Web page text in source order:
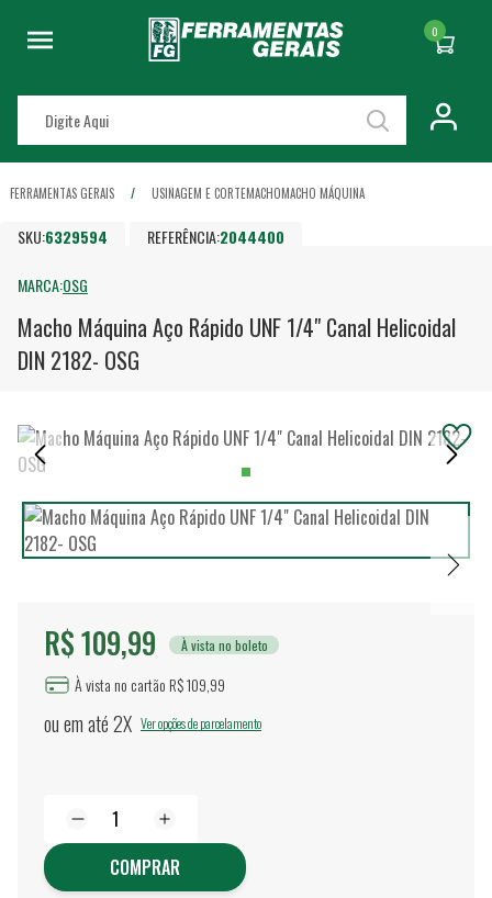
0
FERRAMENTAS GERAIS USINAGEM E CORTEMACHOMACHO MÁQUINA
SKU:6329594 REFERÊNCIA:2044400
MARCA:OSG
Macho Máquina Aço Rápido UNF 1/4" Canal Helicoidal
DIN 2182- OSG
R$ 109,99 À vista no boleto
À vista no cartão R$ 109,99
ou em até2X Ver opções de parcelamento
COMPRAR